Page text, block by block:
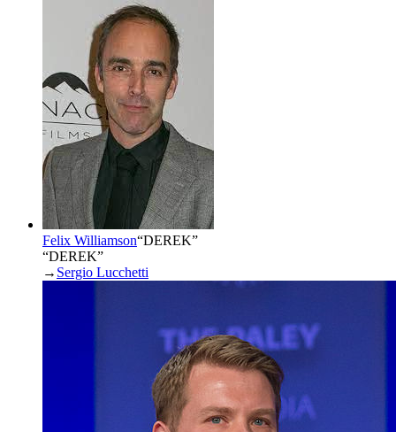
Felix Williamson“DEREK”
“DEREK”
→ Sergio Lucchetti